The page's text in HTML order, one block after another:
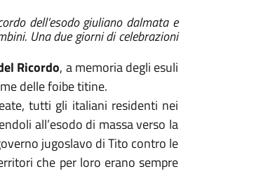
dell’esodo giuliano dalmata e
Una due giorni di celebrazioni
Ricordo, a memoria degli esuli
delle foibe titine.
tutti gli italiani residenti nei
all’esodo di massa verso la
jugoslavo di Tito contro le
che per loro erano sempre